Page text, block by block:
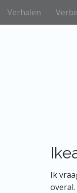
H
r
Verhalen
Ik